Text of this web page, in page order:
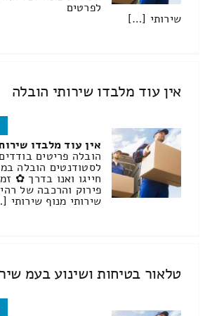
לפרטים
שירותי […]
אין עוד מלבדו שירותי הובלה
אין עוד מלבדו
הובלה פריטים
לסטודנטים הובלה
חייגו ואנו בדרך ✿
פירוק והרכבה של
שירותי מנוף שירותי
טלאור בטיחות ושינוע בעמ